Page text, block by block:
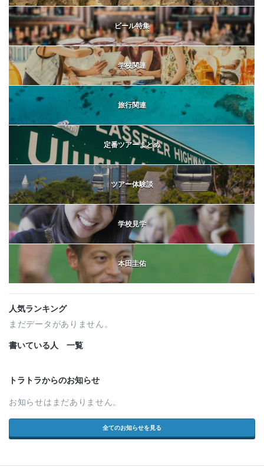
ビール特集
学校関連
旅行関連
定番ツアーまとめ
ツアー体験談
学校見学
本田圭佑
人気ランキング
まだデータがありません。
書いている人 一覧
トラトラからのお知らせ
お知らせはまだありません。
全てのお知らせを見る